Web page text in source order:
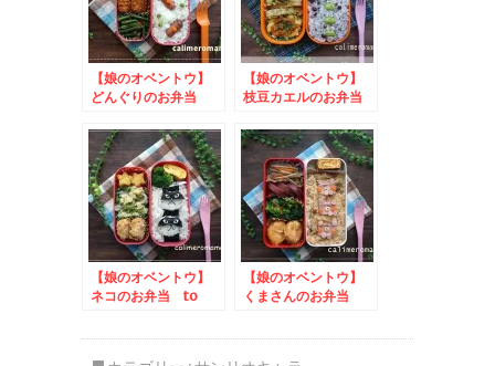
【娘のオベントウ】
どんぐりのお弁当
【娘のオベントウ】
枝豆カエルのお弁当
ピーうきうきイースタ
ー
【娘のオベントウ】
ネコのお弁当 to
【娘のオベントウ】
くまさんのお弁当